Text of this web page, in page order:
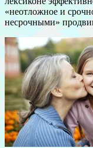
«неотложное и
несрочными»